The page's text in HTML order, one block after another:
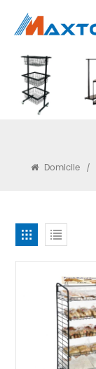
Domicile /